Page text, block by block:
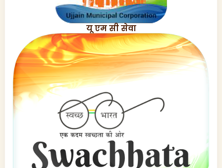
यू एम सी सेवा